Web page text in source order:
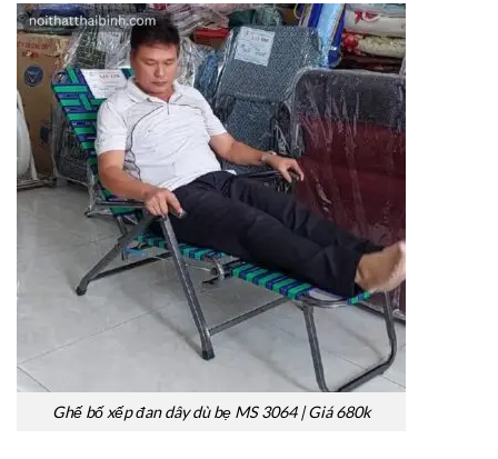
Ghế bố xếp đan dây dù bẹ MS 3064 | Giá 680k